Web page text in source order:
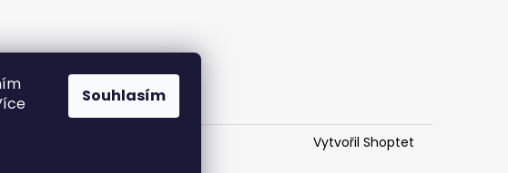
Souhlasím
Vytvořil Shoptet